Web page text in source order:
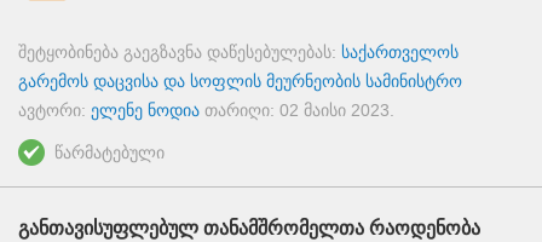
შეტყობინება გაეგზავნა დაწესებულებას: საქართველოს
გარემოს დაცვისა და სოფლის მეურნეობის სამინისტრო
ავტორი: ელენე ნოდია თარიღი: 02 მაისი 2023
წარმატებული
განთავისუფლებულ თანამშრომელთა რაოდენობა